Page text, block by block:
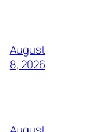
August
8, 2026